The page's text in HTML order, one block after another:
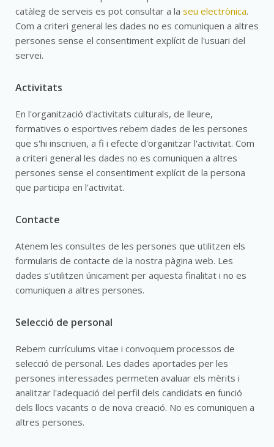
catàleg de serveis es pot consultar a la seu electrònica.
Com a criteri general les dades no es comuniquen a altres
persones sense el consentiment explícit de l'usuari del
servei.
Activitats
En l'organització d'activitats culturals, de lleure,
formatives o esportives rebem dades de les persones
que s'hi inscriuen, a fi i efecte d'organitzar l'activitat. Com
a criteri general les dades no es comuniquen a altres
persones sense el consentiment explícit de la persona
que participa en l'activitat.
Contacte
Atenem les consultes de les persones que utilitzen els
formularis de contacte de la nostra pàgina web. Les
dades s'utilitzen únicament per aquesta finalitat i no es
comuniquen a altres persones.
Selecció de personal
Rebem currículums vitae i convoquem processos de
selecció de personal. Les dades aportades per les
persones interessades permeten avaluar els mèrits i
analitzar l'adequació del perfil dels candidats en funció
dels llocs vacants o de nova creació. No es comuniquen a
altres persones.